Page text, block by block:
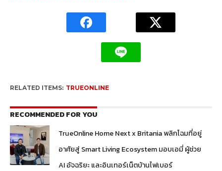
RELATED ITEMS: TRUEONLINE
RECOMMENDED FOR YOU
TrueOnline Home Next x Britania พลิกโฉมที่อยู่
อาศัยสู่ Smart Living Ecosystem มอบเอมี่ ผู้ช่วย
AI อัจฉริยะ และอินเทอร์เน็ตบ้านไฟเบอร์